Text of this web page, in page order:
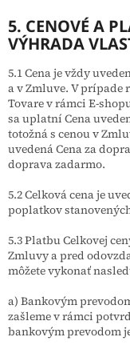
5. CENOVÉ A
VÝHRADA
5.1 Cena je vždy
a v Zmluve. V prípade
Tovare v rámci E-
sa uplatní Cena
totožná s cenou v
uvedená Cena za
doprava zadarmo.
5.2 Celková cena je
poplatkov
5.3 Platbu Celkovej
Zmluvy a pred
môžete vykonať
a) Bankovým
zašleme v rámci
bankovým prevodom